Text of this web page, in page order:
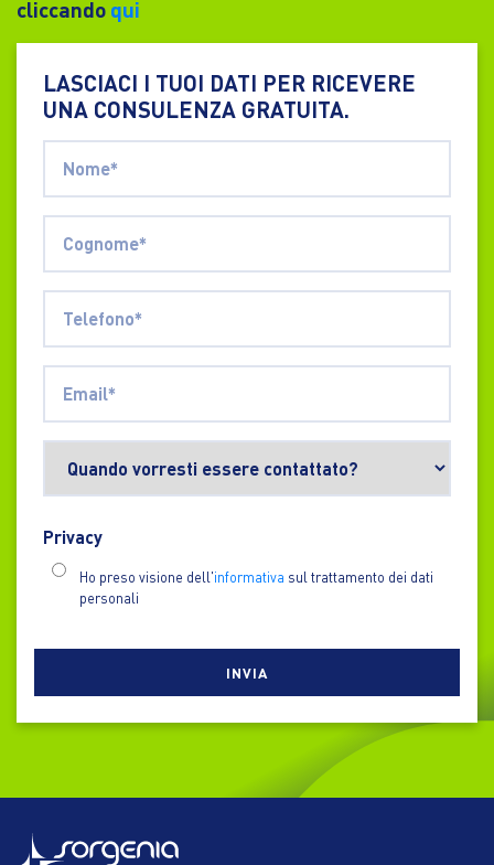
cliccando qui
LASCIACI I TUOI DATI PER RICEVERE
UNA CONSULENZA GRATUITA.
Privacy
Ho preso visione dell'informativa sul trattamento dei dati
personali